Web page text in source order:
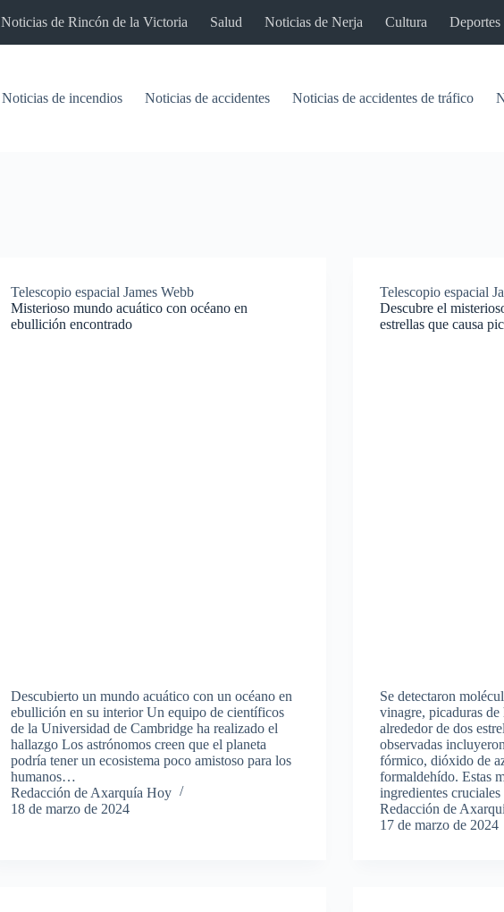
Noticias de Rincón de la Victoria Salud Noticias de Nerja Cultura Deportes
Noticias de incendios Noticias de accidentes Noticias de accidentes de tráfico
Telescopio espacial James Webb
Misterioso mundo acuático con océano en
ebullición encontrado
Descubierto un mundo acuático con un océano en
ebullición en su interior Un equipo de científicos
de la Universidad de Cambridge ha realizado el
hallazgo Los astrónomos creen que el planeta
podría tener un ecosistema poco amistoso para los
humanos…
Redacción de Axarquía Hoy
18 de marzo de 2024
Telescopio espacial
Descubre el
estrellas que causa
Se detectaron
vinagre, picaduras
alrededor de dos
observadas
fórmico, dióxido de
formaldehído. Estas
ingredientes
Redacción de
17 de marzo de 2024